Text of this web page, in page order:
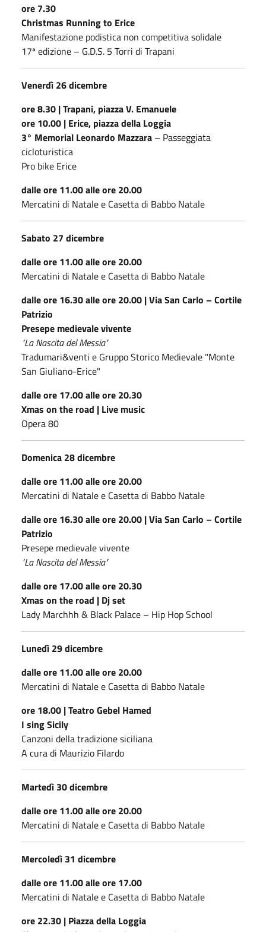
ore 7.30
Christmas Running to Erice
Manifestazione podistica non competitiva solidale
17ª edizione – G.D.S. 5 Torri di Trapani
Venerdì 26 dicembre
ore 8.30 | Trapani, piazza V. Emanuele
ore 10.00 | Erice, piazza della Loggia
3° Memorial Leonardo Mazzara – Passeggiata
cicloturistica
Pro bike Erice
dalle ore 11.00 alle ore 20.00
Mercatini di Natale e Casetta di Babbo Natale
Sabato 27 dicembre
dalle ore 11.00 alle ore 20.00
Mercatini di Natale e Casetta di Babbo Natale
dalle ore 16.30 alle ore 20.00 | Via San Carlo – Cortile
Patrizio
Presepe medievale vivente
"La Nascita del Messia"
Tradumari&venti e Gruppo Storico Medievale "Monte
San Giuliano-Erice"
dalle ore 17.00 alle ore 20.30
Xmas on the road | Live music
Opera 80
Domenica 28 dicembre
dalle ore 11.00 alle ore 20.00
Mercatini di Natale e Casetta di Babbo Natale
dalle ore 16.30 alle ore 20.00 | Via San Carlo – Cortile
Patrizio
Presepe medievale vivente
"La Nascita del Messia"
dalle ore 17.00 alle ore 20.30
Xmas on the road | Dj set
Lady Marchhh & Black Palace – Hip Hop School
Lunedì 29 dicembre
dalle ore 11.00 alle ore 20.00
Mercatini di Natale e Casetta di Babbo Natale
ore 18.00 | Teatro Gebel Hamed
I sing Sicily
Canzoni della tradizione siciliana
A cura di Maurizio Filardo
Martedì 30 dicembre
dalle ore 11.00 alle ore 20.00
Mercatini di Natale e Casetta di Babbo Natale
Mercoledì 31 dicembre
dalle ore 11.00 alle ore 17.00
Mercatini di Natale e Casetta di Babbo Natale
ore 22.30 | Piazza della Loggia